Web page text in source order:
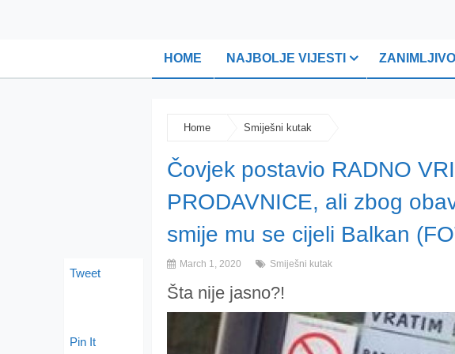
HOME NAJBOLJE VIJESTI
Home Smiješni kutak
Čovjek postavio RADNO
PRODAVNICE, ali zbog
smije mu se cijeli Balkan
March 1, 2020 Smiješni kutak
Šta nije jasno?!
Tweet
Pin It